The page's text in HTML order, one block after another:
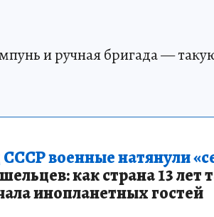
и ручная бригада —
военные натянули
как страна 13 лет
инопланетных гостей